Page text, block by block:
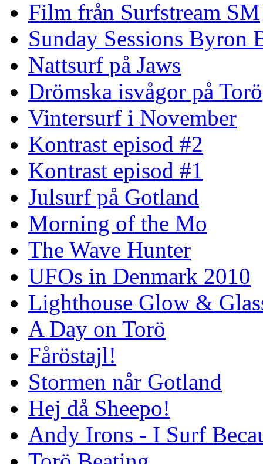
Film från Surfstream SM
Sunday Sessions Byron
Nattsurf på Jaws
Drömska isvågor på Torö
Vintersurf i November
Kontrast episod #2
Kontrast episod #1
Julsurf på Gotland
Morning of the Mo
The Wave Hunter
UFOs in Denmark 2010
Lighthouse Glow &
A Day on Torö
Fåröstajl!
Stormen når Gotland
Hej då Sheepo!
Andy Irons - I Surf